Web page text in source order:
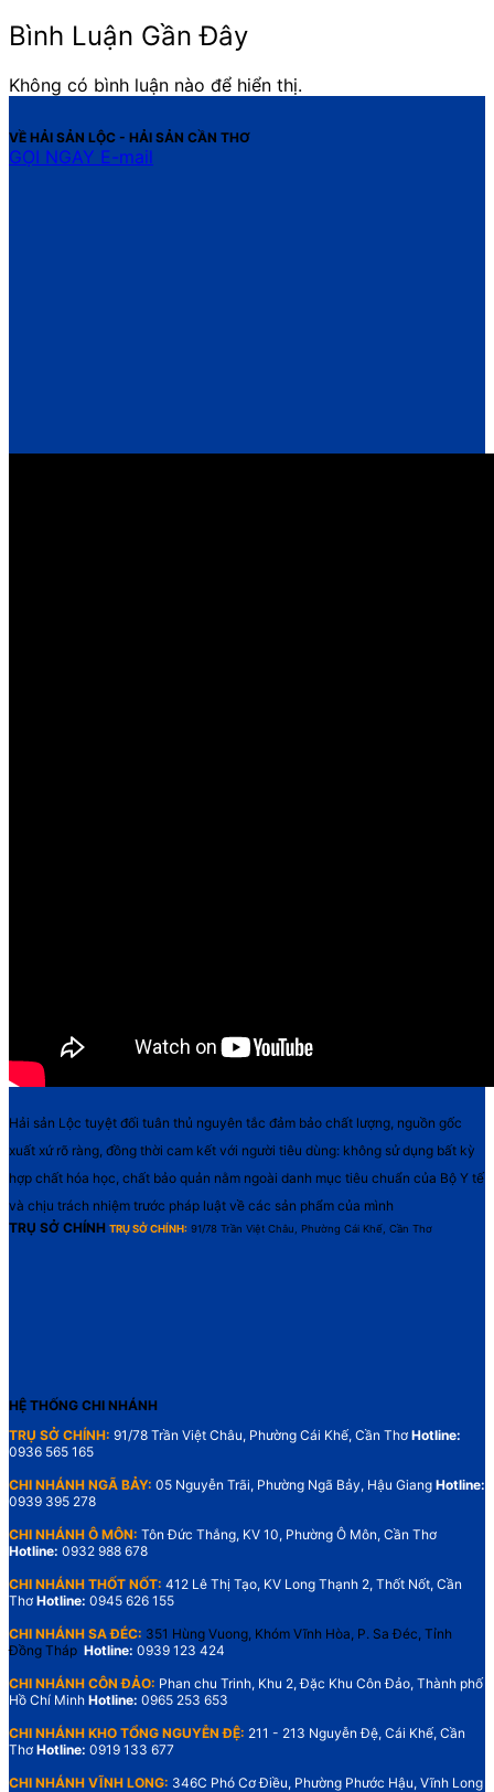
Bình Luận Gần Đây
Không có bình luận nào để hiển thị.
VỀ HẢI SẢN LỘC - HẢI SẢN CẦN THƠ
GỌI NGAY E-mail
Hải sản Lộc tuyệt đối tuân thủ nguyên tắc đảm bảo chất lượng, nguồn gốc
xuất xứ rõ ràng, đồng thời cam kết với người tiêu dùng: không sử dụng bất kỳ
hợp chất hóa học, chất bảo quản nằm ngoài danh mục tiêu chuẩn của Bộ Y tế
và chịu trách nhiệm trước pháp luật về các sản phẩm của mình
TRỤ SỞ CHÍNH TRỤ SỞ CHÍNH: 91/78 Trần Việt Châu, Phường Cái Khế, Cần Thơ
HỆ THỐNG CHI NHÁNH
TRỤ SỞ CHÍNH: 91/78 Trần Việt Châu, Phường Cái Khế, Cần Thơ Hotline:
0936 565 165
CHI NHÁNH NGÃ BẢY: 05 Nguyễn Trãi, Phường Ngã Bảy, Hậu Giang Hotline:
0939 395 278
CHI NHÁNH Ô MÔN: Tôn Đức Thắng, KV 10, Phường Ô Môn, Cần Thơ
Hotline: 0932 988 678
CHI NHÁNH THỐT NỐT: 412 Lê Thị Tạo, KV Long Thạnh 2, Thốt Nốt, Cần
Thơ Hotline: 0945 626 155
CHI NHÁNH SA ĐÉC: 351 Hùng Vuong, Khóm Vĩnh Hòa, P. Sa Đéc, Tỉnh
Đồng Tháp Hotline: 0939 123 424
CHI NHÁNH CÔN ĐẢO: Phan chu Trinh, Khu 2, Đặc Khu Côn Đảo, Thành phố
Hồ Chí Minh Hotline: 0965 253 653
CHI NHÁNH KHO TỔNG NGUYỄN ĐỆ: 211 - 213 Nguyễn Đệ, Cái Khế, Cần
Thơ Hotline: 0919 133 677
CHI NHÁNH VĨNH LONG: 346C Phó Cơ Điều, Phường Phước Hậu, Vĩnh Long